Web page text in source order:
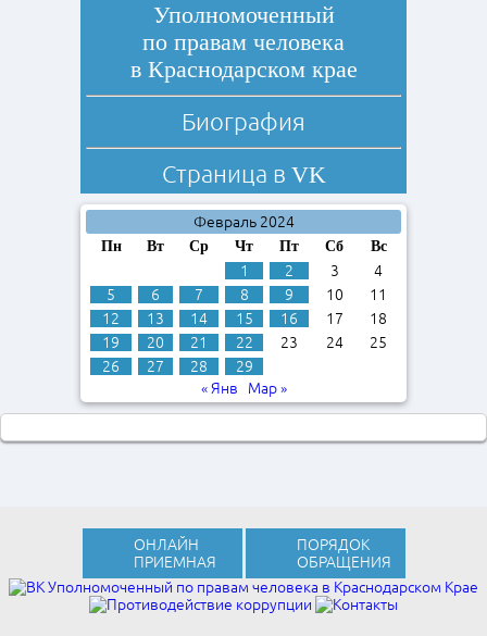
Уполномоченный
по правам человека
в Краснодарском крае
Биография
Страница в VK
Февраль 2024
Пн Вт Ср Чт Пт Сб Вс
1 2 3
4
5
6 7 8 9 10
11
12
13 14 15 16 17
18
19
20 21 22 23 24
25
26
27 28
29
« Янв
Мар »
ОНЛАЙН
ПРИЕМНАЯ
ПОРЯДОК
ОБРАЩЕНИЯ